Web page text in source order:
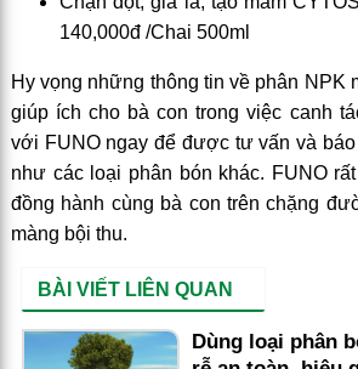
140,000đ /Chai 500ml
Hy vọng những thông tin về phân NPK
giúp ích cho bà con trong việc canh
với FUNO ngay để được tư vấn và
như các loại phân bón khác. FUNO
đồng hành cùng bà con trên chặng
màng bội thu.
BÀI VIẾT LIÊN QUAN
Dùng loại phân